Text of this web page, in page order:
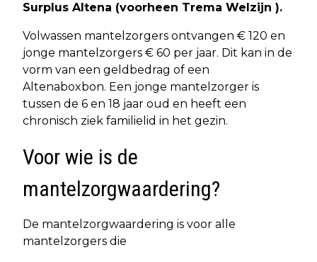
Surplus Altena (voorheen Trema Welzijn ).
Volwassen mantelzorgers ontvangen € 120 en
jonge mantelzorgers € 60 per jaar. Dit kan in de
vorm van een geldbedrag of een
Altenaboxbon. Een jonge mantelzorger is
tussen de 6 en 18 jaar oud en heeft een
chronisch ziek familielid in het gezin.
Voor wie is de
mantelzorgwaardering?
De mantelzorgwaardering is voor alle
mantelzorgers die